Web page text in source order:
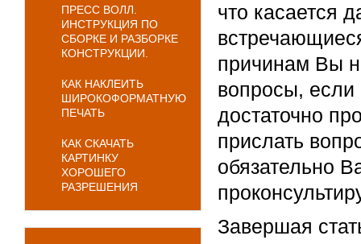
ПРЕСС ВОЛЛ.
ИНСТРУКЦИЯ ПО
СБОРКЕ И РАЗБОРКЕ
КОНСТРУКЦИИ.
КАК НАКЛЕИТЬ
ШИРОКОФОРМАТНУЮ
ПЕЧАТЬ
КАК СКАЧАТЬ
КАРТИНКУ
ХОРОШЕГО
РАЗРЕШЕНИЯ
что касается
причинам Вы
вопросы, если
достаточно
прислать
обязательно
Завершая